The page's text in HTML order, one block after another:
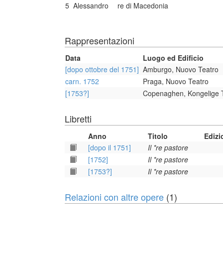
5 Alessandro re di Macedonia
Rappresentazioni
Data
Luogo ed Edificio
[dopo ottobre del 1751] Amburgo, Nuovo Teatro
carn. 1752
Praga, Nuovo Teatro
[1753?]
Copenaghen, Kongelige
Libretti
Anno Titolo
[dopo il 1751]
Il *re pastore
[1752]
Il *re pastore
[1753?]
Il *re pastore
Relazioni con altre opere (1)